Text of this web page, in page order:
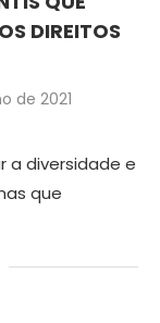
DIREITOS
de 2021
a diversidade e
que